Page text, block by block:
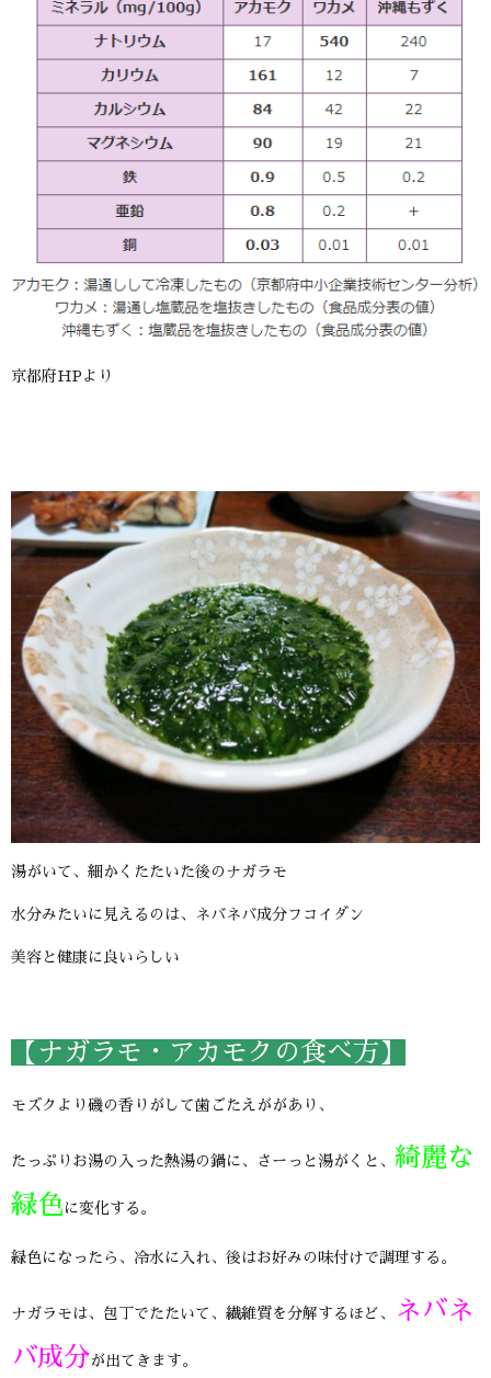
京都府HPより
湯がいて、細かくたたいた後のナガラモ
水分みたいに見えるのは、ネバネバ成分フコイダン
美容と健康に良いらしい
【ナガラモ・アカモクの食べ方】
モズクより磯の香りがして歯ごたえががあり、
たっぷりお湯の入った熱湯の鍋に、さーっと湯がくと、 綺麗な
緑色 に変化する。
緑色になったら、冷水に入れ、後はお好みの味付けで調理する。
ナガラモは、包丁でたたいて、繊維質を分解するほど、
ネバネ
バ成分が出てきます。